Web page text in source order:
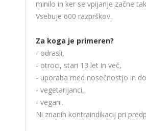
minilo in ker se vpijanje začne
Vsebuje 600 razprškov.
Za koga je primeren?
- odrasli,
- otroci, stari 13 let in več,
- uporaba med nosečnostjo in
- vegetarijanci,
- vegani.
Ni znanih kontraindikacij pri